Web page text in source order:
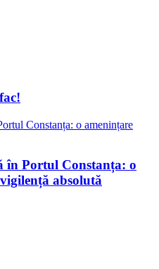
în Portul Constanța: o
absolută